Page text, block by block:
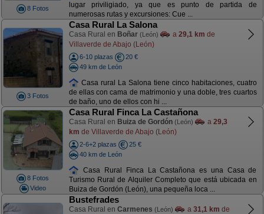
8 Fotos
lugar priviligiado, ya que es punto de partida de
numerosas rutas y excursiones: Cue ...
3 Fotos
Casa Rural La Salona
Casa Rural en Boñar (León) a 29,1 km de
Villaverde de Abajo (León)
6-10 plazas
20 €
49 km de León
Casa rural La Salona tiene cinco habitaciones, cuatro
de ellas con cama de matrimonio y una doble, tres cuartos
de baño, uno de ellos con hi ...
8 Fotos
Video
Casa Rural Finca La Castañona
Casa Rural en Buiza de Gordón (León) a 29,3
km de Villaverde de Abajo (León)
2-6+2 plazas
25 €
40 km de León
Casa Rural Finca La Castañona es una Casa de
Turismo Rural de Alquiler Completo que está ubicada en
Buiza de Gordón (León), una pequeña loca ...
Bustefrades
Casa Rural en Carmenes (León) a 31,1 km de